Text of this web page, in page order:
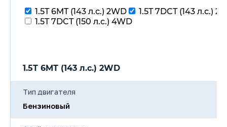
1.5T 6MT (143 л.с.) 2WD
1.5T 7DCT (143 л.с.)
1.5T 7DCT (150 л.с.) 4WD
1.5T 6MT (143 л.с.) 2WD
Тип двигателя
Бензиновый